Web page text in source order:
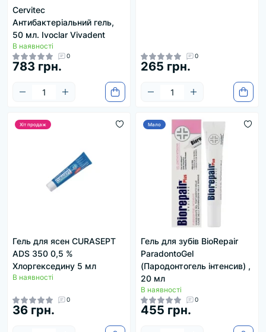
Cervitec
Антибактеріальний гель,
50 мл. Ivoclar Vivadent
В наявності
0
783 грн.
0
265 грн.
Хіт продаж
Гель для ясен CURASEPT
ADS 350 0,5 %
Хлоргекседину 5 мл
В наявності
0
36 грн.
Мало
Гель для зубів BioRepair
ParadontoGel
(Пародонтогель інтенсив) ,
20 мл
В наявності
0
455 грн.